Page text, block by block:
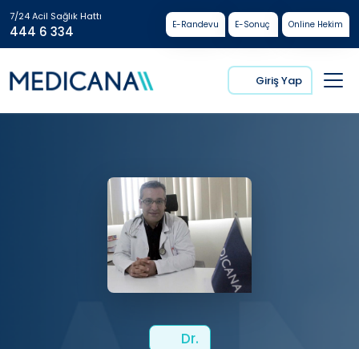
7/24 Acil Sağlık Hattı
444 6 334 E-Randevu E-Sonuç Online Hekim
Giriş Yap
Dr.